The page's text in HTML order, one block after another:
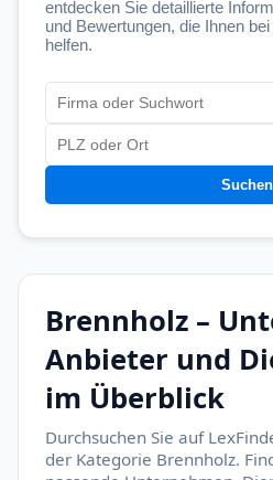
entdecken Sie detaillierte
und Bewertungen, die Ihnen
helfen.
Suchen
Brennholz –
Anbieter und
im Überblick
Durchsuchen Sie auf
der Kategorie Brennholz.